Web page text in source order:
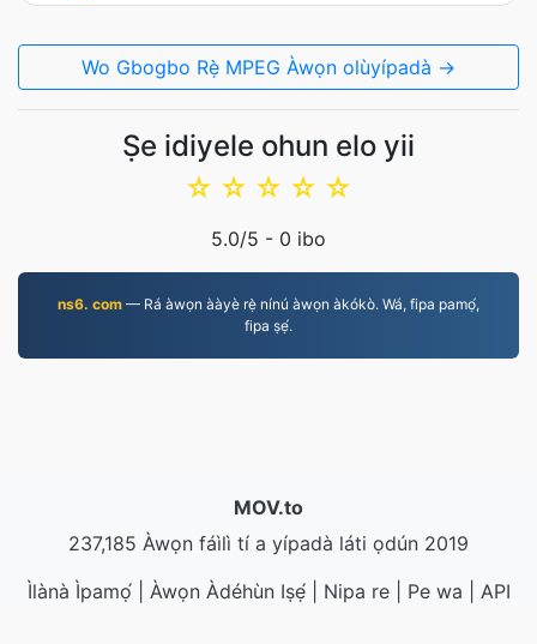
Wo Gbogbo Rẹ̀ MPEG Àwọn olùyípadà →
Ṣe idiyele ohun elo yii
☆
☆
☆
☆
☆
5.0/5 - 0 ibo
ns6. com — Rá àwọn ààyè rẹ̀ nínú àwọn àkókò. Wá, fipa pamọ́,
fipa ṣẹ́.
MOV.to
237,185 Àwọn fáìlì tí a yípadà láti ọdún 2019
Ìlànà Ìpamọ́| Àwọn Àdéhùn Iṣẹ́| Nipa re| Pe wa
API